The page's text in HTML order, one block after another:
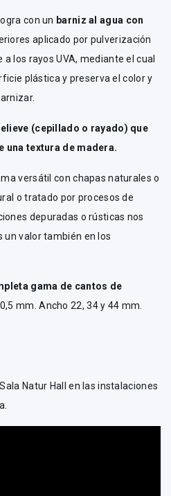
con un barniz al agua con
aplicado por pulverización
los rayos UVA, mediante el cual
plástica y preserva el color y
(cepillado o rayado) que
una textura de madera.
versátil con chapas naturales o
o tratado por procesos de
depuradas o rústicas nos
un valor también en los
gama de cantos de
mm. Ancho 22, 34 y 44 mm.
Natur Hall en las instalaciones